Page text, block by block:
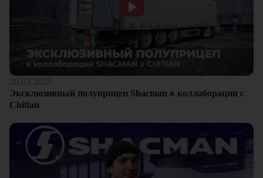
26.03.2025
Эксклюзивный полуприцеп Shacman в коллаборации с
Chitian